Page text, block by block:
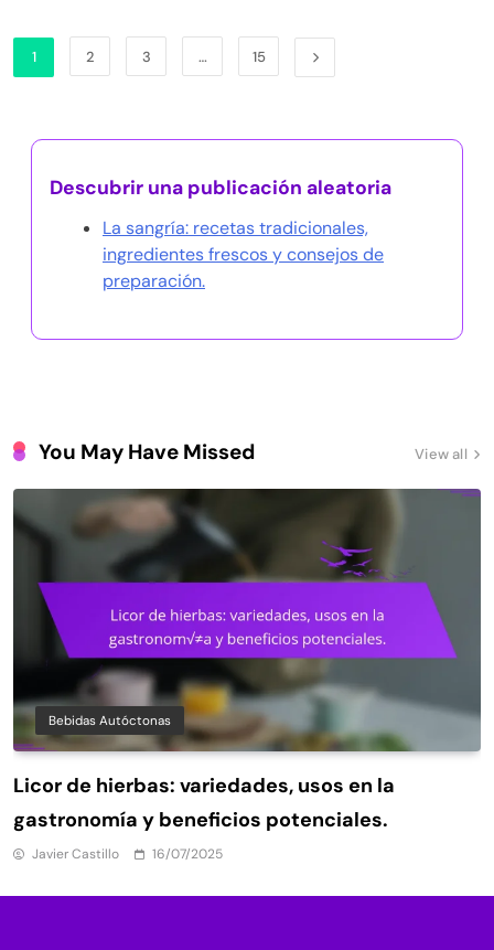
1 2 3 … 15
Descubrir una publicación aleatoria
La sangría: recetas tradicionales,
ingredientes frescos y consejos de
preparación.
View all
You May Have Missed
Bebidas Autóctonas
Licor de hierbas: variedades, usos en la
gastronomía y beneficios potenciales.
Javier Castillo 16/07/2025